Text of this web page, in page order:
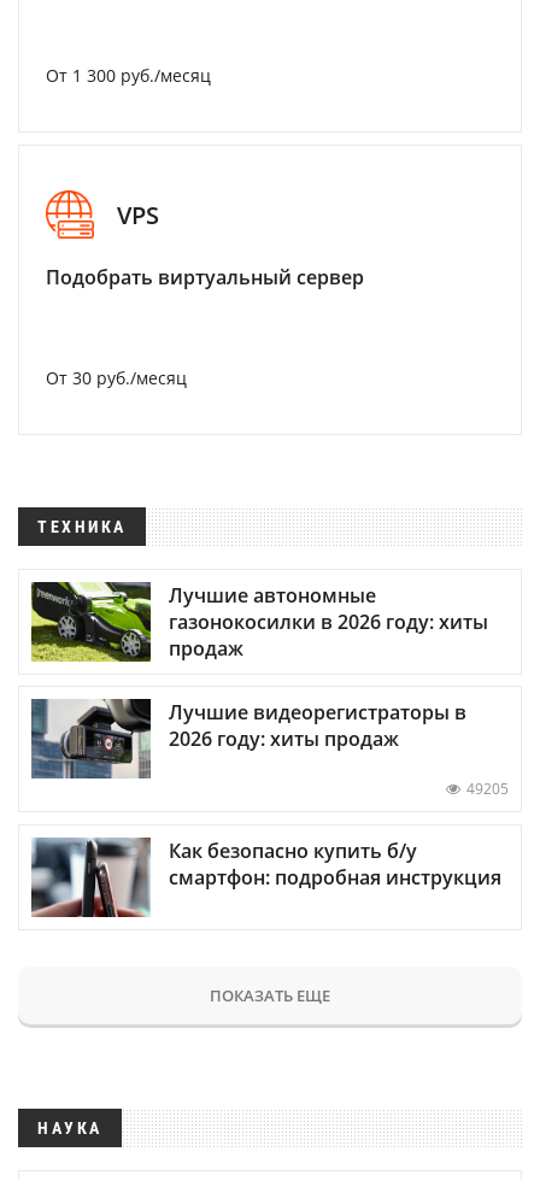
От 1 300 руб./месяц
VPS
Подобрать виртуальный сервер
От 30 руб./месяц
ТЕХНИКА
Лучшие автономные
газонокосилки в 2026 году: хиты
продаж
Лучшие видеорегистраторы в
2026 году: хиты продаж
49205
Как безопасно купить б/у
смартфон: подробная инструкция
ПОКАЗАТЬ ЕЩЕ
НАУКА